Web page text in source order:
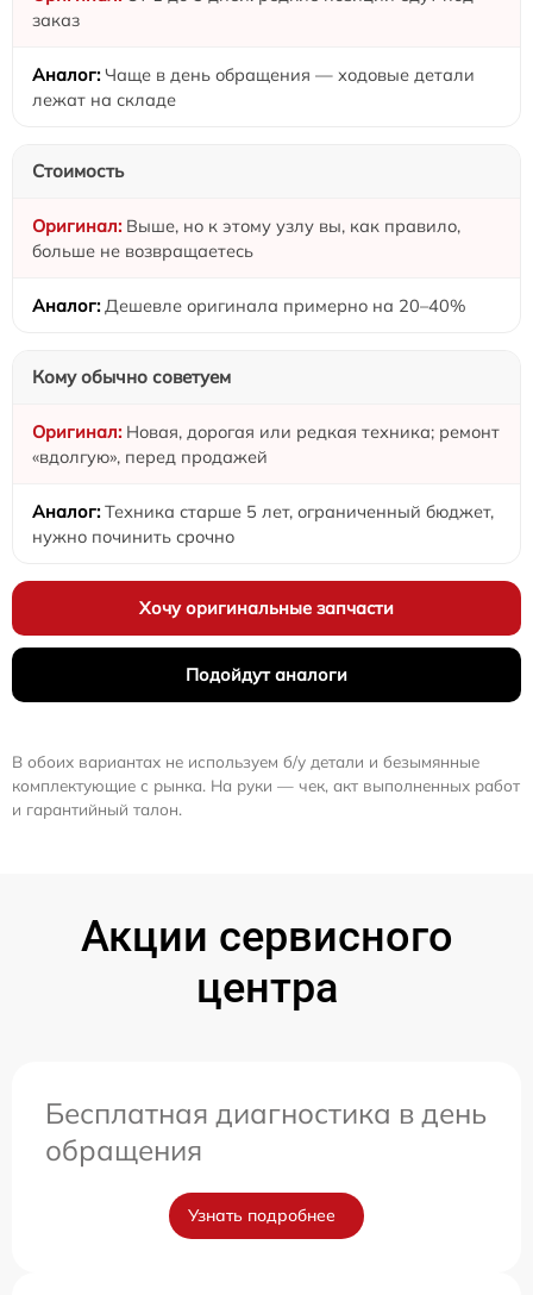
заказ
Чаще в день обращения — ходовые детали
лежат на складе
Стоимость
Выше, но к этому узлу вы, как правило,
больше не возвращаетесь
Дешевле оригинала примерно на 20–40%
Кому обычно советуем
Новая, дорогая или редкая техника; ремонт
«вдолгую», перед продажей
Техника старше 5 лет, ограниченный бюджет,
нужно починить срочно
Хочу оригинальные запчасти
Подойдут аналоги
В обоих вариантах не используем б/у детали и безымянные
комплектующие с рынка. На руки — чек, акт выполненных работ
и гарантийный талон.
Акции сервисного
центра
Бесплатная диагностика в день
обращения
Узнать подробнее